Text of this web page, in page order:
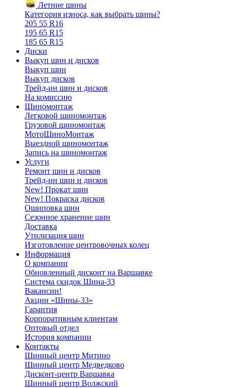
Летние шины
Категория износа, как выбрать шины?
205 55 R16
195 65 R15
185 65 R15
Диски
Выкуп шин и дисков
Выкуп шин
Выкуп дисков
Трейд-ин шин и дисков
На комиссию
Шиномонтаж
Легковой шиномонтаж
Грузовой шиномонтаж
МотоШиноМонтаж
Выездной шиномонтаж
Запись на шиномонтаж
Услуги
Ремонт шин и дисков
Трейд-ин шин и дисков
New! Прокат шин
New! Покраска дисков
Ошиповка шин
Сезонное хранение шин
Доставка
Утилизация шин
Изготовление центровочных колец
Информация
О компании
Обновленный дисконт на Варшавке
Система скидок Шина-33
Вакансии!
Акции «Шины-33»
Гарантия
Корпоративным клиентам
Оптовый отдел
История компании
Контакты
Шинный центр Митино
Шинный центр Медведково
Дисконт-центр Варшавка
Шинный центр Волжский